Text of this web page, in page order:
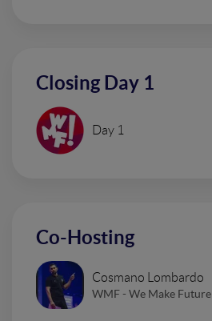
Closing Day 1
Day 1
Co-Hosting
Cosmano Lombardo
WMF - We Make Future